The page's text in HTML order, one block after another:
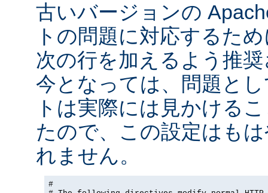
古いバージョンの
トの問題に対応するた
次の行を加えるよう推
今となっては、問題と
トは実際には見かける
たので、この設定はも
れません。
#